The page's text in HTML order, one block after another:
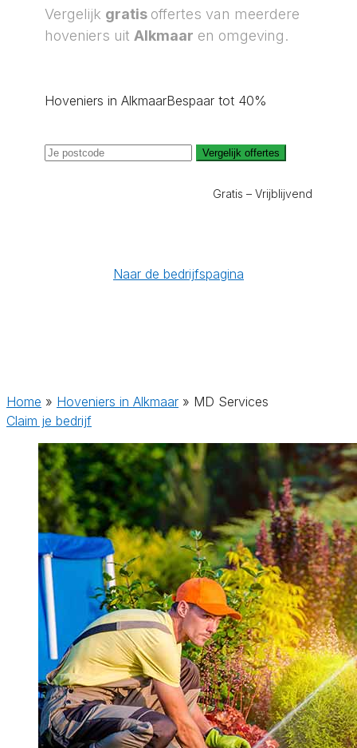
Vergelijk gratis offertes van meerdere
hoveniers uit Alkmaar en omgeving.
Hoveniers in AlkmaarBespaar tot 40%
Vergelijk offertes
Gratis – Vrijblijvend
Naar de bedrijfspagina
Home » Hoveniers in Alkmaar » MD Services
Claim je bedrijf